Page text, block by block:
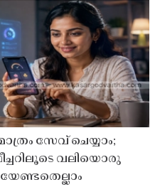
സേവ് ചെയ്യാം;
വലിയൊരു